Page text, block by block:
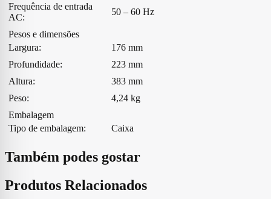
Frequência de entrada
AC:
50 – 60 Hz
Pesos e dimensões
Largura:
176 mm
Profundidade:
223 mm
Altura:
383 mm
Peso:
4,24 kg
Embalagem
Tipo de embalagem:
Caixa
Também podes gostar
Produtos Relacionados